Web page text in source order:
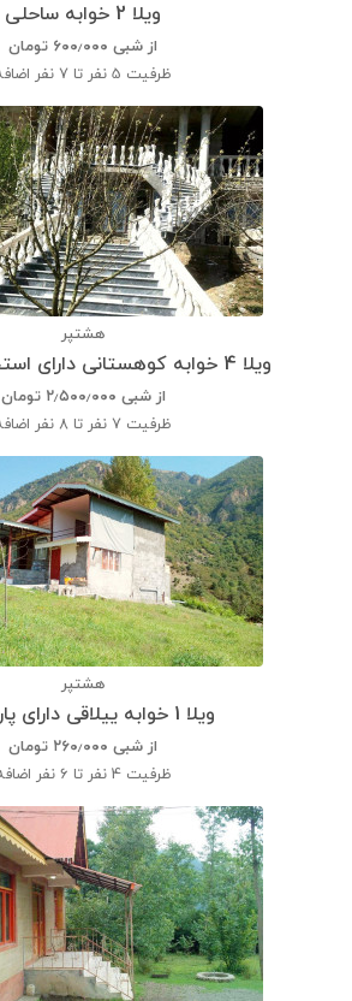
ویلا 2 خوابه ساحلی
از شبی ۶۰۰٫۰۰۰ تومان
ظرفیت 5 نفر تا 7 نفر اضافه
هشتپر
ویلا 4 خوابه کوهستانی دارای استخر و پارکینگ
از شبی ۲٫۵۰۰٫۰۰۰ تومان
ظرفیت 7 نفر تا 8 نفر اضافه
هشتپر
ویلا 1 خوابه ییلاقی دارای پارکینگ
از شبی ۲۶۰٫۰۰۰ تومان
ظرفیت 4 نفر تا 6 نفر اضافه